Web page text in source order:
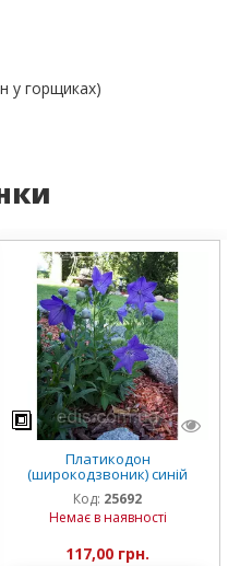
у горщиках)
Платикодон
(широкодзвоник) синій
низькорослий Mariesii у
горщику
Код: 25692
Немає в наявності
117,00 грн.